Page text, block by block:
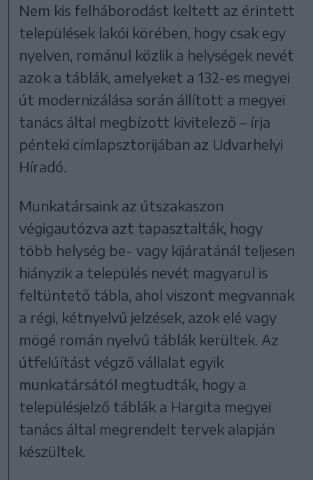
Nem kis felháborodást keltett az érintett
települések lakói körében, hogy csak egy
nyelven, románul közlik a helységek nevét
azok a táblák, amelyeket a 132-es megyei
út modernizálása során állított a megyei
tanács által megbízott kivitelező – írja
pénteki címlapsztorijában az Udvarhelyi
Híradó.
Munkatársaink az útszakaszon
végigautózva azt tapasztalták, hogy
több helység be- vagy kijáratánál teljesen
hiányzik a település nevét magyarul is
feltüntető tábla, ahol viszont megvannak
a régi, kétnyelvű jelzések, azok elé vagy
mögé román nyelvű táblák kerültek. Az
útfelúítást végző vállalat egyik
munkatársától megtudták, hogy a
településjelző táblák a Hargita megyei
tanács által megrendelt tervek alapján
készültek.